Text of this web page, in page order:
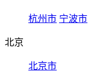
杭州市 宁波市
北京
北京市